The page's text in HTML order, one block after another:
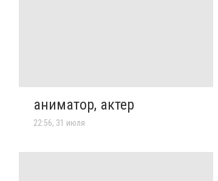
аниматор, актер
22:56, 31 июля